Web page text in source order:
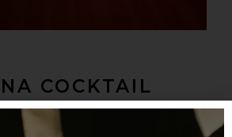
COCKTAIL